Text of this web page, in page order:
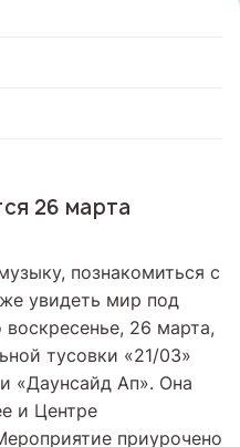
26 марта
познакомиться с
увидеть мир под
26 марта,
тусовки «21/03»
«Даунсайд Ап». Она
и Центре
приурочено